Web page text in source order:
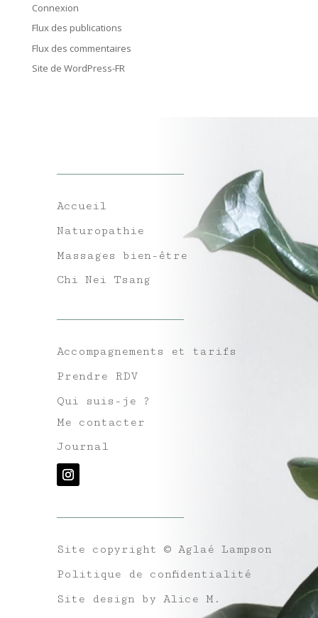
Connexion
Flux des publications
Flux des commentaires
Site de WordPress-FR
Accueil
Naturopathie
Massages bien-être
Chi Nei Tsang
Accompagnements et tarifs
Prendre RDV
Qui suis-je ?
Me contacter
Journal
Site copyright © Aglaé Lampson
Politique de confidentialité
Site design by Alice M.